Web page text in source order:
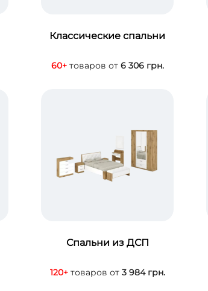
Классические спальни
60+товаров от 6 306 грн.
Спальни из ДСП
120+товаров от 3 984 грн.